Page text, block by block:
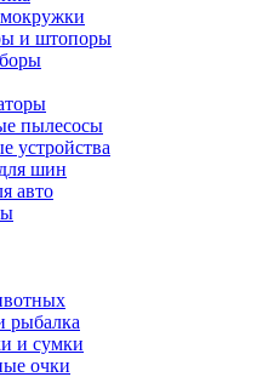
и штопоры
пылесосы
устройства
шин
авто
рыбалка
и сумки
очки